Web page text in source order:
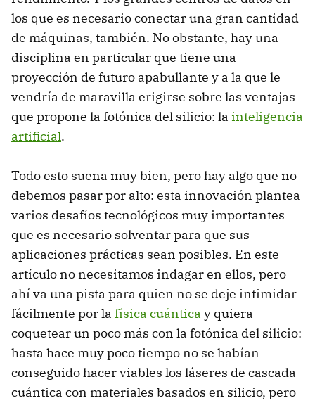
los que es necesario conectar una gran cantidad
de máquinas, también. No obstante, hay una
disciplina en particular que tiene una
proyección de futuro apabullante y a la que le
vendría de maravilla erigirse sobre las ventajas
que propone la fotónica del silicio: la inteligencia
artificial.
Todo esto suena muy bien, pero hay algo que no
debemos pasar por alto: esta innovación plantea
varios desafíos tecnológicos muy importantes
que es necesario solventar para que sus
aplicaciones prácticas sean posibles. En este
artículo no necesitamos indagar en ellos, pero
ahí va una pista para quien no se deje intimidar
fácilmente por la física cuántica y quiera
coquetear un poco más con la fotónica del silicio:
hasta hace muy poco tiempo no se habían
conseguido hacer viables los láseres de cascada
cuántica con materiales basados en silicio, pero